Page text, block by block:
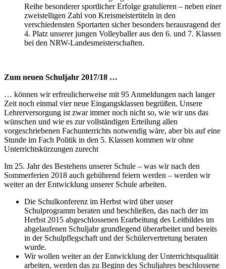
Reihe besonderer sportlicher Erfolge gratulieren – neben einer
zweistelligen Zahl von Kreismeistertiteln in den
verschiedensten Sportarten sicher besonders herausragend der
4. Platz unserer jungen Volleyballer aus den 6. und 7. Klassen
bei den NRW-Landesmeister­schaften.
Zum neuen Schuljahr 2017/18 …
… können wir erfreulicherweise mit 95 Anmeldungen nach langer
Zeit noch einmal vier neue Eingangsklassen begrüßen. Unsere
Lehrerversorgung ist zwar immer noch nicht so, wie wir uns das
wünschen und wie es zur vollständigen Erteilung allen
vorgeschriebenen Fachunterrichts notwendig wäre, aber bis auf eine
Stunde im Fach Politik in den 5. Klassen kommen wir ohne
Unterrichtskürzungen zurecht
Im 25. Jahr des Bestehens unserer Schule – was wir nach den
Sommerferien 2018 auch gebührend feiern werden – werden wir
weiter an der Entwicklung unserer Schule arbeiten.
Die Schulkonferenz im Herbst wird über unser
Schulprogramm beraten und beschließen, das nach der im
Herbst 2015 abgeschlossenen Erarbeitung des Leitbildes im
abgelaufenen Schuljahr grundlegend überarbeitet und bereits
in der Schulpflegschaft und der Schülervertretung beraten
wurde.
Wir wollen weiter an der Entwicklung der Unterrichtsqualität
arbeiten, werden das zu Beginn des Schuljahres beschlossene